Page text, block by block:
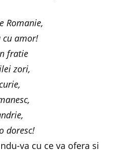
Romanie,
cu amor!
fratie
zori,
doresc!
va cu ce va ofera si